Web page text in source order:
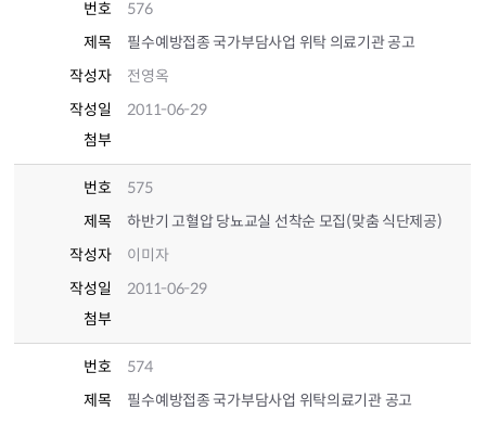
번호
576
제목
필수예방접종 국가부담사업 위탁 의료기관 공고
작성자
전영옥
작성일
2011-06-29
첨부
번호
575
제목
하반기 고혈압 당뇨교실 선착순 모집(맞춤 식단제공)
작성자
이미자
작성일
2011-06-29
첨부
번호
574
제목
필수예방접종 국가부담사업 위탁의료기관 공고